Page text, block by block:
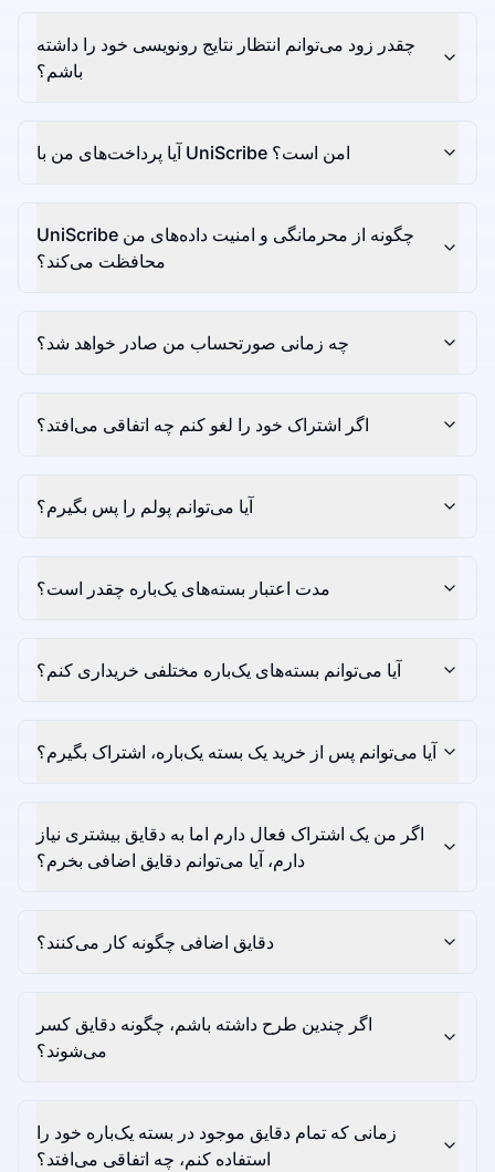
چقدر زود می‌توانم انتظار نتایج رونویسی خود را داشته
باشم؟
آیا پرداخت‌های من با UniScribe امن است؟
UniScribe چگونه از محرمانگی و امنیت داده‌های من
محافظت می‌کند؟
چه زمانی صورتحساب من صادر خواهد شد؟
اگر اشتراک خود را لغو کنم چه اتفاقی می‌افتد؟
آیا می‌توانم پولم را پس بگیرم؟
مدت اعتبار بسته‌های یک‌باره چقدر است؟
آیا می‌توانم بسته‌های یک‌باره مختلفی خریداری کنم؟
آیا می‌توانم پس از خرید یک بسته یک‌باره، اشتراک بگیرم؟
اگر من یک اشتراک فعال دارم اما به دقایق بیشتری نیاز
دارم، آیا می‌توانم دقایق اضافی بخرم؟
دقایق اضافی چگونه کار می‌کنند؟
اگر چندین طرح داشته باشم، چگونه دقایق کسر
می‌شوند؟
زمانی که تمام دقایق موجود در بسته یک‌باره خود را
استفاده کنم، چه اتفاقی می‌افتد؟